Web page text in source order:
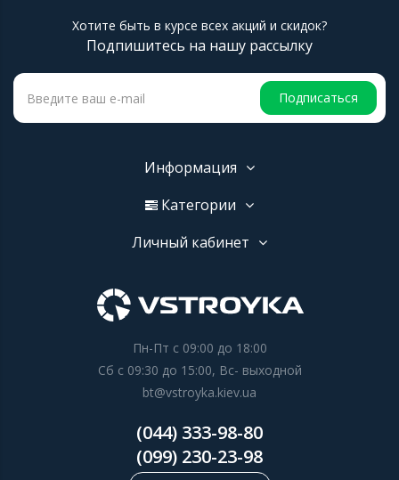
Хотите быть в курсе всех акций и скидок?
Подпишитесь на нашу рассылку
Подписаться
Информация
Категории
Личный кабинет
Пн-Пт с 09:00 до 18:00
Сб с 09:30 до 15:00, Вс- выходной
bt@vstroyka.kiev.ua
(044) 333-98-80
(099) 230-23-98